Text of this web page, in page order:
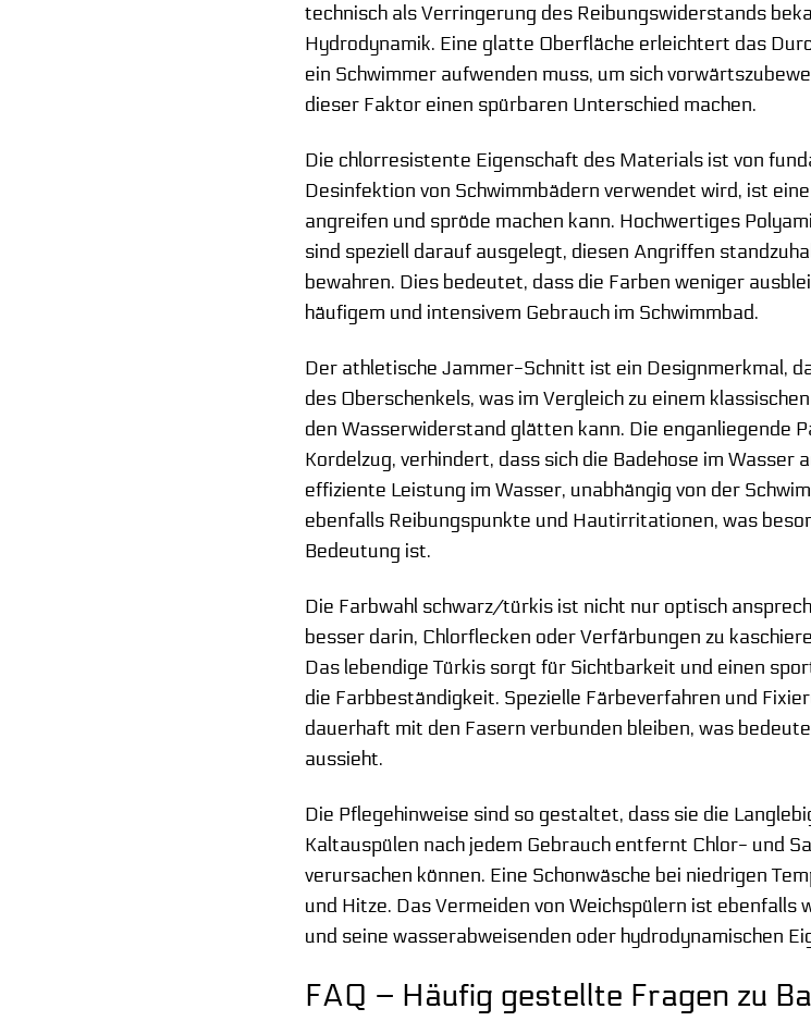
technisch als Verringerung des Reibungswiderstands
Hydrodynamik. Eine glatte Oberfläche erleichtert das
ein Schwimmer aufwenden muss, um sich
dieser Faktor einen spürbaren Unterschied machen.
Die chlorresistente Eigenschaft des Materials ist von
Desinfektion von Schwimmbädern verwendet wird, ist
angreifen und spröde machen kann. Hochwertiges
sind speziell darauf ausgelegt, diesen Angriffen
bewahren. Dies bedeutet, dass die Farben weniger
häufigem und intensivem Gebrauch im Schwimmbad.
Der athletische Jammer-Schnitt ist ein Designmerkmal,
des Oberschenkels, was im Vergleich zu einem
den Wasserwiderstand glätten kann. Die enganliegende
Kordelzug, verhindert, dass sich die Badehose im
effiziente Leistung im Wasser, unabhängig von der
ebenfalls Reibungspunkte und Hautirritationen, was
Bedeutung ist.
Die Farbwahl schwarz/türkis ist nicht nur optisch
besser darin, Chlorflecken oder Verfärbungen zu
Das lebendige Türkis sorgt für Sichtbarkeit und einen
die Farbbeständigkeit. Spezielle Färbeverfahren und
dauerhaft mit den Fasern verbunden bleiben, was
aussieht.
Die Pflegehinweise sind so gestaltet, dass sie die
Kaltauspülen nach jedem Gebrauch entfernt Chlor- und
verursachen können. Eine Schonwäsche bei niedrigen
und Hitze. Das Vermeiden von Weichspülern ist
und seine wasserabweisenden oder hydrodynamischen
FAQ – Häufig gestellte Fragen zu